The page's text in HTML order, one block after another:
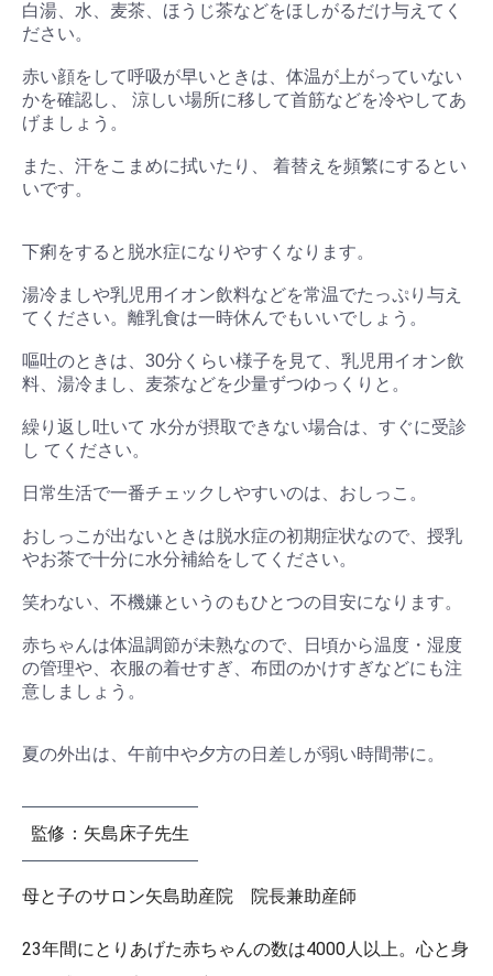
白湯、水、麦茶、ほうじ茶などをほしがるだけ与えてく
ださい。
赤い顔をして呼吸が早いときは、体温が上がっていない
かを確認し、 涼しい場所に移して首筋などを冷やしてあ
げましょう。
また、汗をこまめに拭いたり、 着替えを頻繁にするとい
いです。
下痢をすると脱水症になりやすくなります。
湯冷ましや乳児用イオン飲料などを常温でたっぷり与え
てください。離乳食は一時休んでもいいでしょう。
嘔吐のときは、30分くらい様子を見て、乳児用イオン飲
料、湯冷まし、麦茶などを少量ずつゆっくりと。
繰り返し吐いて 水分が摂取できない場合は、すぐに受診
し てください。
日常生活で一番チェックしやすいのは、おしっこ。
おしっこが出ないときは脱水症の初期症状なので、授乳
やお茶で十分に水分補給をしてください。
笑わない、不機嫌というのもひとつの目安になります。
赤ちゃんは体温調節が未熟なので、日頃から温度・湿度
の管理や、衣服の着せすぎ、布団のかけすぎなどにも注
意しましょう。
夏の外出は、午前中や夕方の日差しが弱い時間帯に。
監修：矢島床子先生
母と子のサロン矢島助産院 院長兼助産師
23年間にとりあげた赤ちゃんの数は4000人以上。心と身